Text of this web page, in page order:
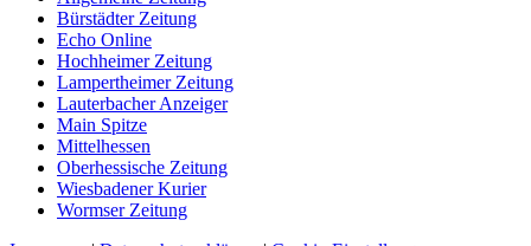
Bürstädter Zeitung
Echo Online
Hochheimer Zeitung
Lampertheimer Zeitung
Lauterbacher Anzeiger
Main Spitze
Mittelhessen
Oberhessische Zeitung
Wiesbadener Kurier
Wormser Zeitung